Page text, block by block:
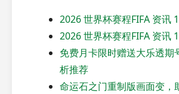
2026 世界杯赛程FIFA 资讯
2026 世界杯赛程FIFA 资讯
免费月卡限时赠送大乐透期
析推荐
命运石之门重制版画面变，